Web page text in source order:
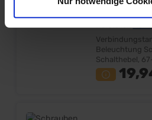
Prod.-Nr.:
Hersteller:ACP
Beleuchtung
Schalthebel,
Sehr gute
zwischen